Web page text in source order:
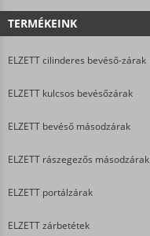
TERMÉKEINK
ELZETT cilinderes bevéső-zárak
ELZETT kulcsos bevésőzárak
ELZETT bevéső másodzárak
ELZETT rászegezős másodzárak
ELZETT portálzárak
ELZETT zárbetétek